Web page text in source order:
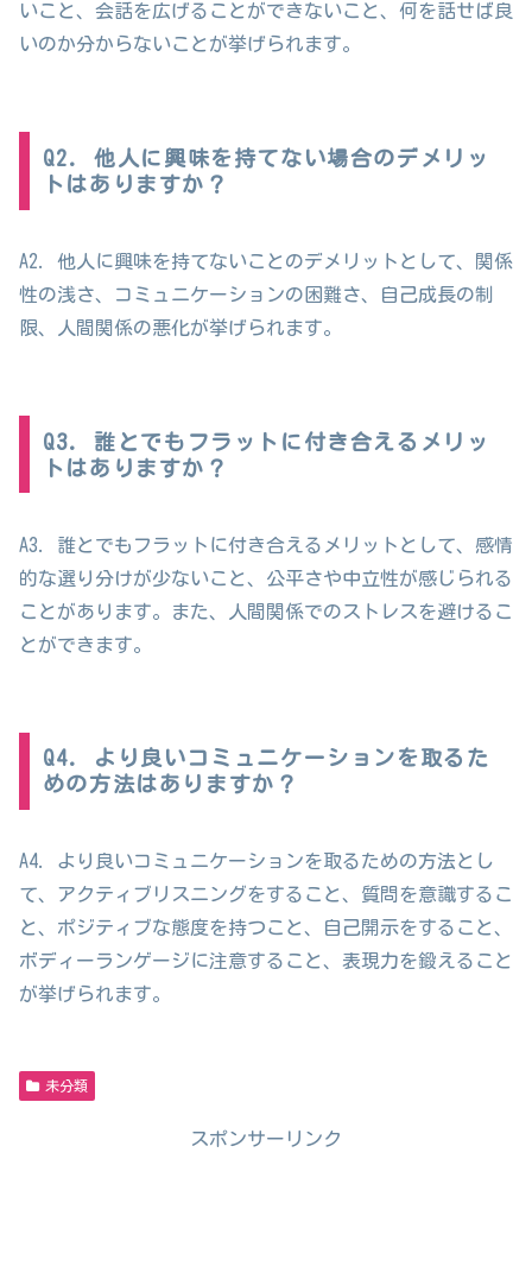
いこと、会話を広げることができないこと、何を話せば良
いのか分からないことが挙げられます。
Q2. 他人に興味を持てない場合のデメリッ
トはありますか？
A2. 他人に興味を持てないことのデメリットとして、関係
性の浅さ、コミュニケーションの困難さ、自己成長の制
限、人間関係の悪化が挙げられます。
Q3. 誰とでもフラットに付き合えるメリッ
トはありますか？
A3. 誰とでもフラットに付き合えるメリットとして、感情
的な選り分けが少ないこと、公平さや中立性が感じられる
ことがあります。また、人間関係でのストレスを避けるこ
とができます。
Q4. より良いコミュニケーションを取るた
めの方法はありますか？
A4. より良いコミュニケーションを取るための方法とし
て、アクティブリスニングをすること、質問を意識するこ
と、ポジティブな態度を持つこと、自己開示をすること、
ボディーランゲージに注意すること、表現力を鍛えること
が挙げられます。
未分類
スポンサーリンク